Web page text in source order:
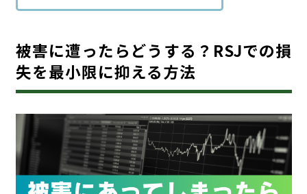
被害に遭ったらどうする？RSJでの損
失を最小限に抑える方法